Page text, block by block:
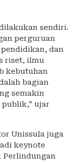
sendiri.
perguruan
dan
riset, ilmu
kebutuhan
bagian
semakin
ujar
Unissula juga
keynote
Perlindungan